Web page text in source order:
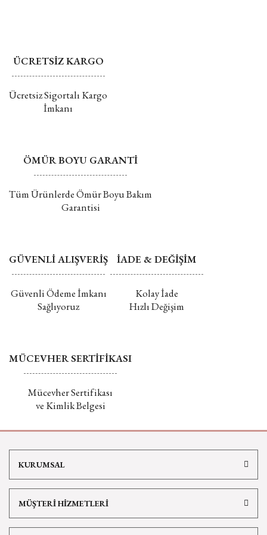
ÜCRETSİZ KARGO
Ücretsiz Sigortalı Kargo
İmkanı
ÖMÜR BOYU GARANTİ
Tüm Ürünlerde Ömür Boyu Bakım
Garantisi
GÜVENLİ ALIŞVERİŞ
Güvenli Ödeme İmkanı
Sağlıyoruz
İADE & DEĞİŞİM
Kolay İade
Hızlı Değişim
MÜCEVHER SERTİFİKASI
Mücevher Sertifikası
ve Kimlik Belgesi
KURUMSAL
MÜŞTERİ HİZMETLERİ